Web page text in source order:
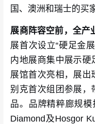
国、澳洲和瑞士的买
展商阵容空前，全产
展首次设立“硬足金
内地展商集中展示硬
展馆首次亮相，展出
别克首次组团参展，
品。品牌精粹廊规
Diamond及Hosgor